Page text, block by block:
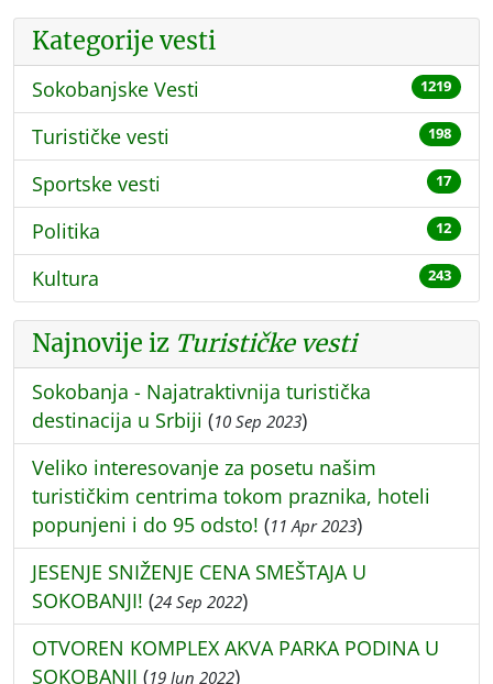
Kategorije vesti
Sokobanjske Vesti 1219
Turističke vesti 198
Sportske vesti 17
Politika 12
Kultura 243
Najnovije iz Turističke vesti
Sokobanja - Najatraktivnija turistička
destinacija u Srbiji (10 Sep 2023)
Veliko interesovanje za posetu našim
turističkim centrima tokom praznika, hoteli
popunjeni i do 95 odsto! (11 Apr 2023)
JESENJE SNIŽENJE CENA SMEŠTAJA U
SOKOBANJI! (24 Sep 2022)
OTVOREN KOMPLEX AKVA PARKA PODINA U
SOKOBANJI (19 Jun 2022)